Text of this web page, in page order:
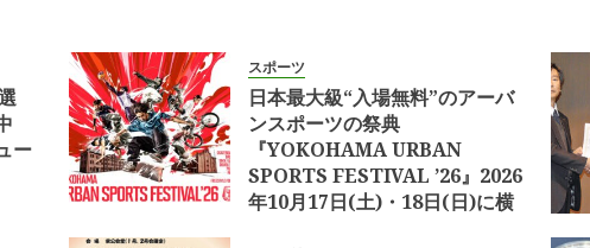
ー
スポーツ
日本最大級“入場無料”のアーバ
ンスポーツの祭典
『YOKOHAMA URBAN
SPORTS FESTIVAL ’26』2026
年10月17日(土)・18日(日)に横